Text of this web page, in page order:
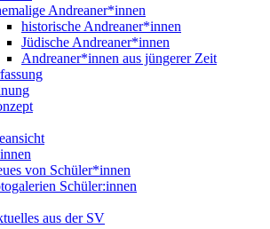
Andreaner*innen
historische Andreaner*innen
Jüdische Andreaner*innen
Andreaner*innen aus jüngerer Zeit
von Schüler*innen
Schüler:innen
aus der SV